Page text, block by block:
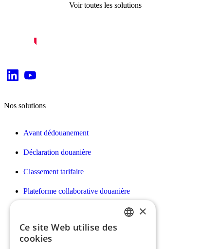
Voir toutes les solutions
Nos solutions
Avant dédouanement
Déclaration douanière
Classement tarifaire
Plateforme collaborative douanière
Déclarations Intrastat/EMEBI DES
Facturation des prestations douanières
×
Ce site Web utilise des
cookies